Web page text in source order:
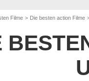
Filme Die besten action Filme